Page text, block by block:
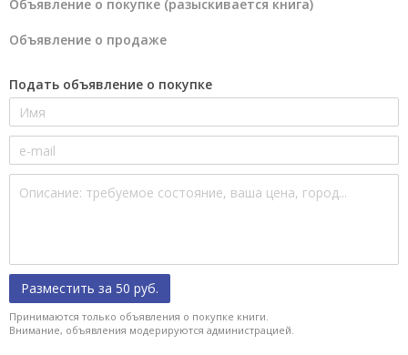
Объявление о покупке (разыскивается книга)
Объявление о продаже
Подать объявление о покупке
Разместить за 50 руб.
Принимаются только объявления о покупке книги.
Внимание, объявления модерируются администрацией.